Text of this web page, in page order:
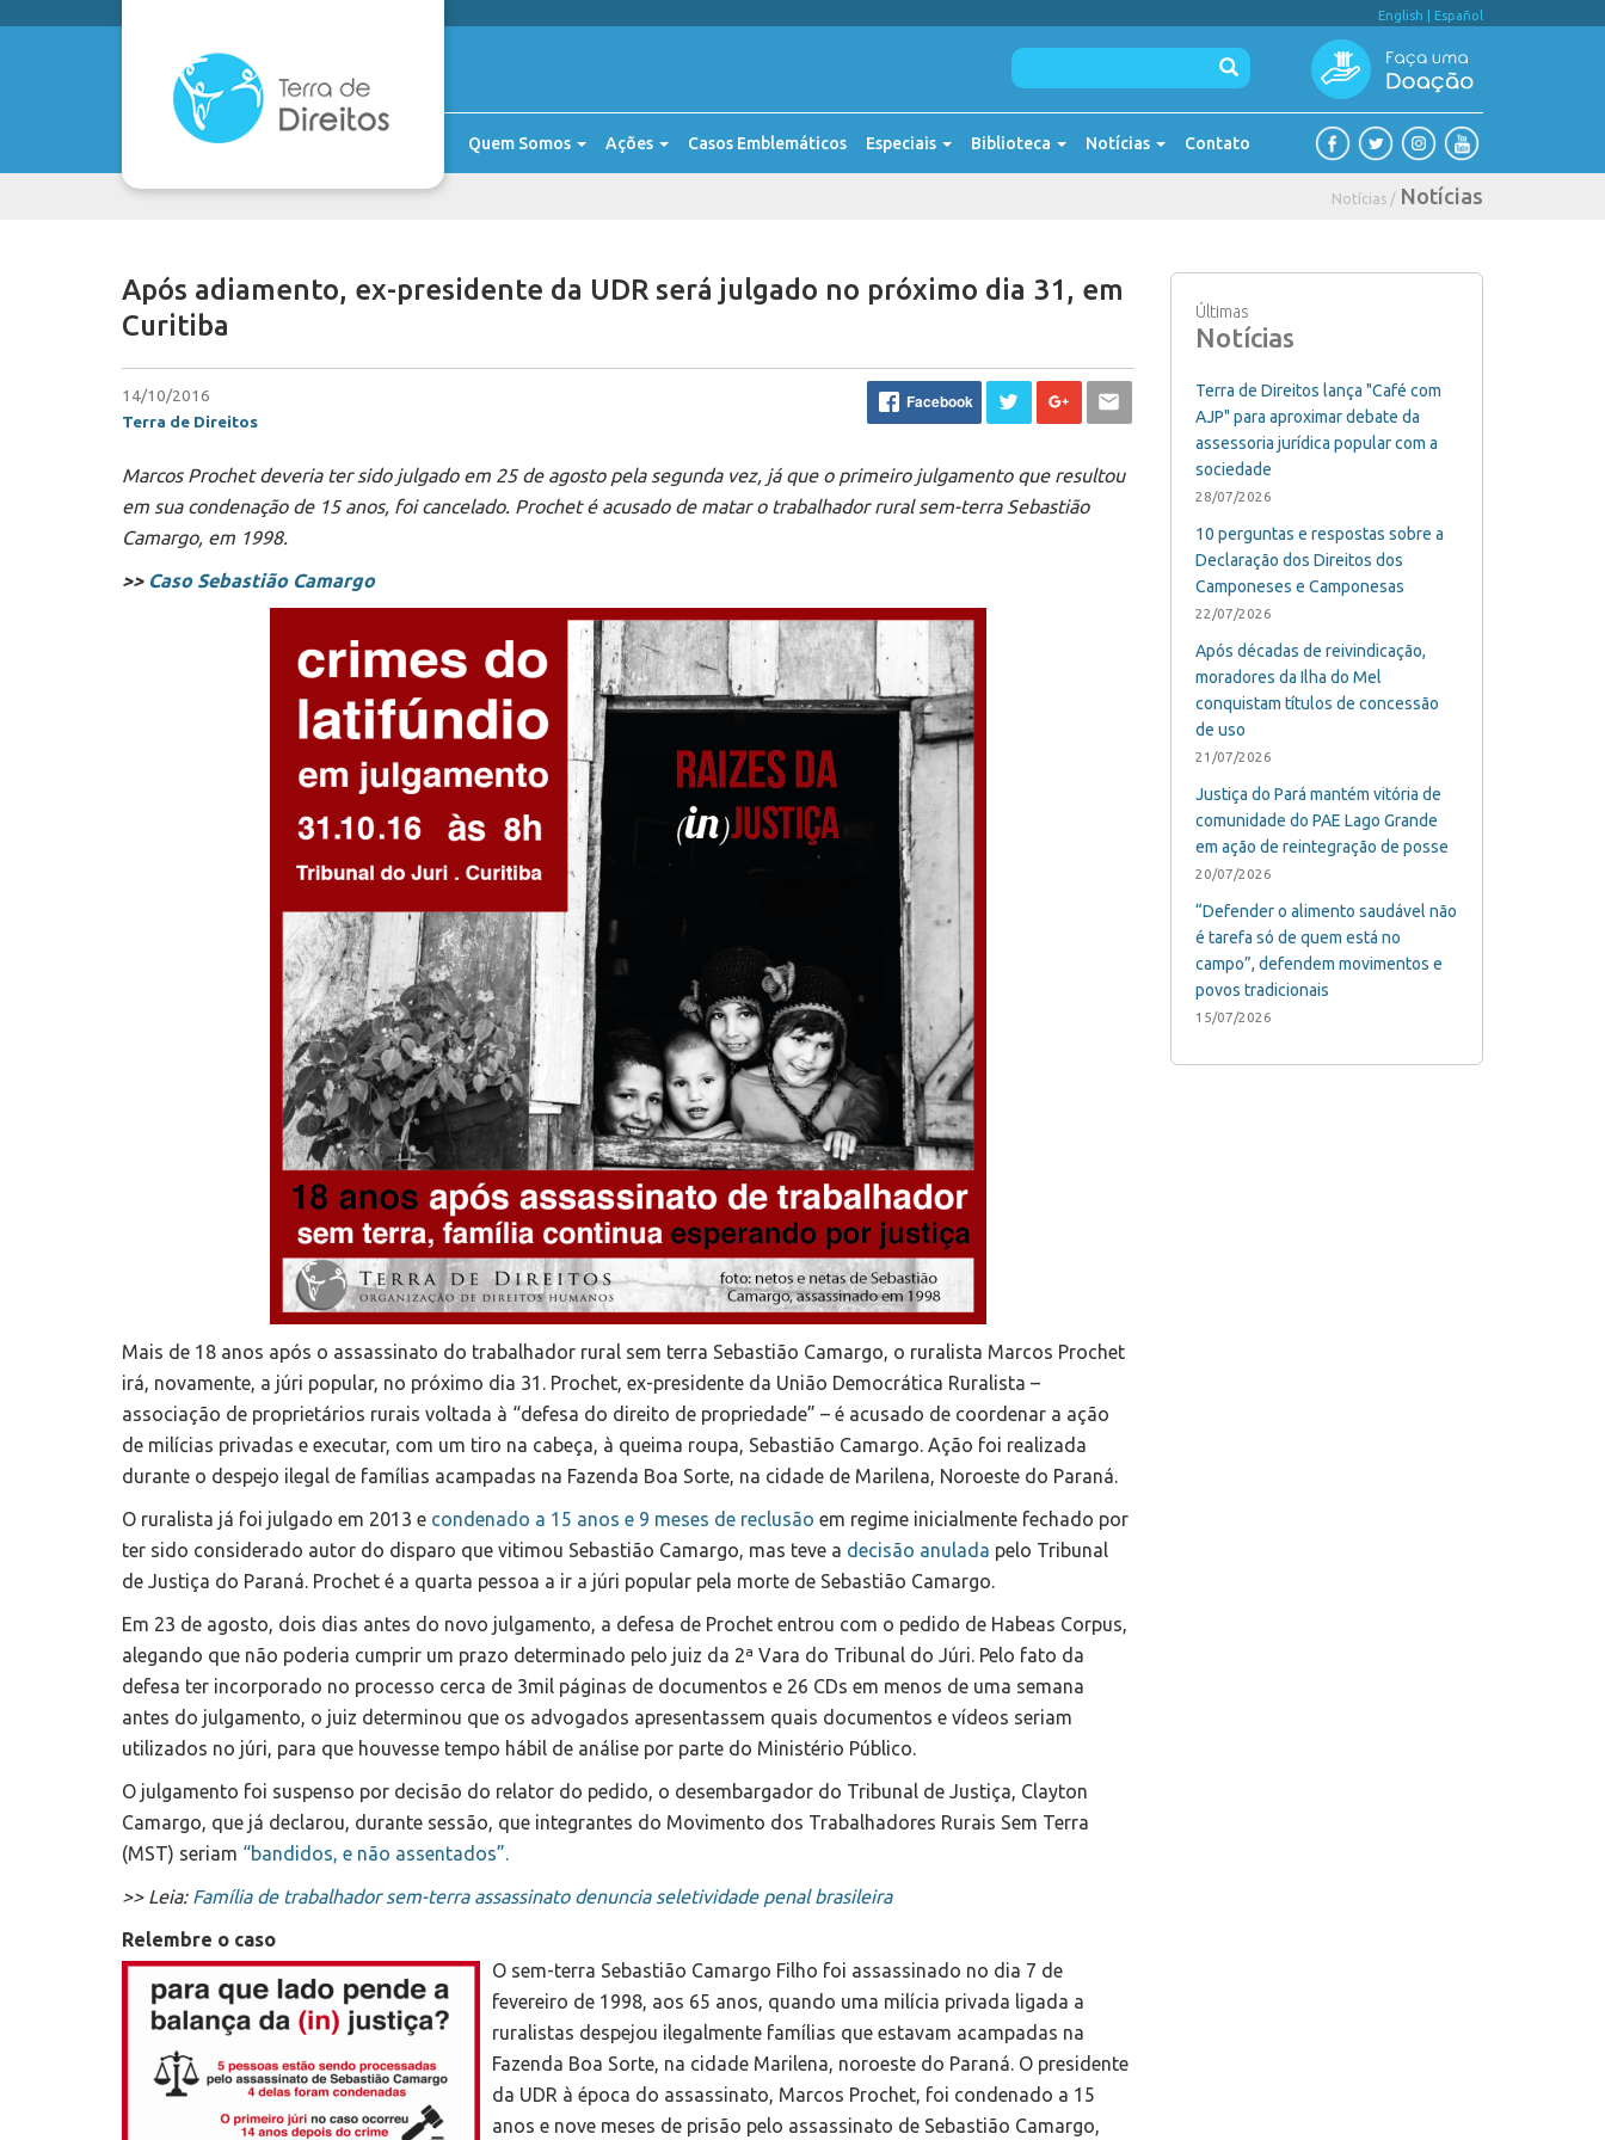
English Español
Quem Somos Ações Casos Emblemáticos Especiais Biblioteca Notícias Contato
Notícias / Notícias
Após adiamento, ex-presidente da UDR será julgado no próximo dia 31, em
Curitiba
14/10/2016
Terra de Direitos
Facebook
Marcos Prochet deveria ter sido julgado em 25 de agosto pela segunda vez, já que o primeiro julgamento que resultou
em sua condenação de 15 anos, foi cancelado. Prochet é acusado de matar o trabalhador rural sem-terra Sebastião
Camargo, em 1998.
>> Caso Sebastião Camargo
Mais de 18 anos após o assassinato do trabalhador rural sem terra Sebastião Camargo, o ruralista Marcos Prochet
irá, novamente, a júri popular, no próximo dia 31. Prochet, ex-presidente da União Democrática Ruralista –
associação de proprietários rurais voltada à “defesa do direito de propriedade” – é acusado de coordenar a ação
de milícias privadas e executar, com um tiro na cabeça, à queima roupa, Sebastião Camargo. Ação foi realizada
durante o despejo ilegal de famílias acampadas na Fazenda Boa Sorte, na cidade de Marilena, Noroeste do Paraná.
O ruralista já foi julgado em 2013 e condenado a 15 anos e 9 meses de reclusão em regime inicialmente fechado por
ter sido considerado autor do disparo que vitimou Sebastião Camargo, mas teve a decisão anulada pelo Tribunal
de Justiça do Paraná. Prochet é a quarta pessoa a ir a júri popular pela morte de Sebastião Camargo.
Em 23 de agosto, dois dias antes do novo julgamento, a defesa de Prochet entrou com o pedido de Habeas Corpus,
alegando que não poderia cumprir um prazo determinado pelo juiz da 2ª Vara do Tribunal do Júri. Pelo fato da
defesa ter incorporado no processo cerca de 3mil páginas de documentos e 26 CDs em menos de uma semana
antes do julgamento, o juiz determinou que os advogados apresentassem quais documentos e vídeos seriam
utilizados no júri, para que houvesse tempo hábil de análise por parte do Ministério Público.
O julgamento foi suspenso por decisão do relator do pedido, o desembargador do Tribunal de Justiça, Clayton
Camargo, que já declarou, durante sessão, que integrantes do Movimento dos Trabalhadores Rurais Sem Terra
(MST) seriam “bandidos, e não assentados”.
>> Leia: Família de trabalhador sem-terra assassinato denuncia seletividade penal brasileira
Relembre o caso
O sem-terra Sebastião Camargo Filho foi assassinado no dia 7 de
fevereiro de 1998, aos 65 anos, quando uma milícia privada ligada a
ruralistas despejou ilegalmente famílias que estavam acampadas na
Fazenda Boa Sorte, na cidade Marilena, noroeste do Paraná. O presidente
da UDR à época do assassinato, Marcos Prochet, foi condenado a 15
anos e nove meses de prisão pelo assassinato de Sebastião Camargo,
Últimas
Notícias
Terra de Direitos lança "Café com
AJP" para aproximar debate da
assessoria jurídica popular com a
sociedade
28/07/2026
10 perguntas e respostas sobre a
Declaração dos Direitos dos
Camponeses e Camponesas
22/07/2026
Após décadas de reivindicação,
moradores da Ilha do Mel
conquistam títulos de concessão
de uso
21/07/2026
Justiça do Pará mantém vitória de
comunidade do PAE Lago Grande
em ação de reintegração de posse
20/07/2026
“Defender o alimento saudável não
é tarefa só de quem está no
campo”, defendem movimentos e
povos tradicionais
15/07/2026